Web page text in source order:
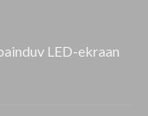
LED-ekraan